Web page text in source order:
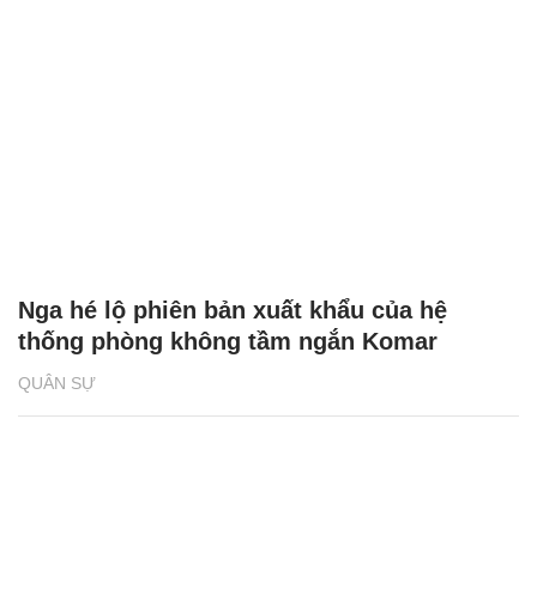
QUÂN SỰ
Nga hé lộ phiên bản xuất khẩu của hệ
thống phòng không tầm ngắn Komar